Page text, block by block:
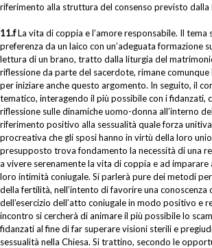
riferimento alla struttura del consenso previsto dalla
11.fLa vita di coppia e l’amore responsabile. Il
preferenza da un laico con un’adeguata formazione
lettura di un brano, tratto dalla liturgia del
riflessione da parte del sacerdote, rimane
per iniziare anche questo argomento. In seguito, il
tematico, interagendo il più possibile con i fidanzati,
riflessione sulle dinamiche uomo-donna all’interno
riferimento positivo alla sessualità quale forza
procreativa che gli sposi hanno in virtù della loro
presupposto trova fondamento la necessità di una
a vivere serenamente la vita di coppia e ad imparare
loro intimità coniugale. Si parlerà pure dei metodi
della fertilità, nell’intento di favorire una conoscenza
dell’esercizio dell’atto coniugale in modo positivo e
incontro si cercherà di animare il più possibile lo
fidanzati al fine di far superare visioni sterili e
sessualità nella Chiesa. Si trattino, secondo le